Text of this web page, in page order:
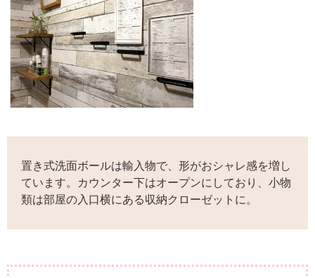
置き式洗面ボールは輸入物で、形がおシャレ感を増し
ています。カウンター下はオープンにしており、小物
類は部屋の入口横にある収納クローゼットに。